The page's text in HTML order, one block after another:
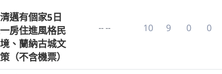
邁有個家5日
房住進風格民
、蘭納古城文
（不含機票）
-- -- 10 9 0 0